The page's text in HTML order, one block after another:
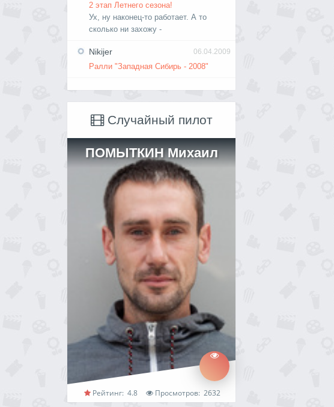
2 этап Летнего сезона!
Ух, ну наконец-то работает. А то
сколько ни захожу -
06.04.2009
Nikijer
Ралли "Западная Сибирь - 2008"
Случайный пилот
ПОМЫТКИН Михаил
Рейтинг: 4.8 Просмотров: 2632